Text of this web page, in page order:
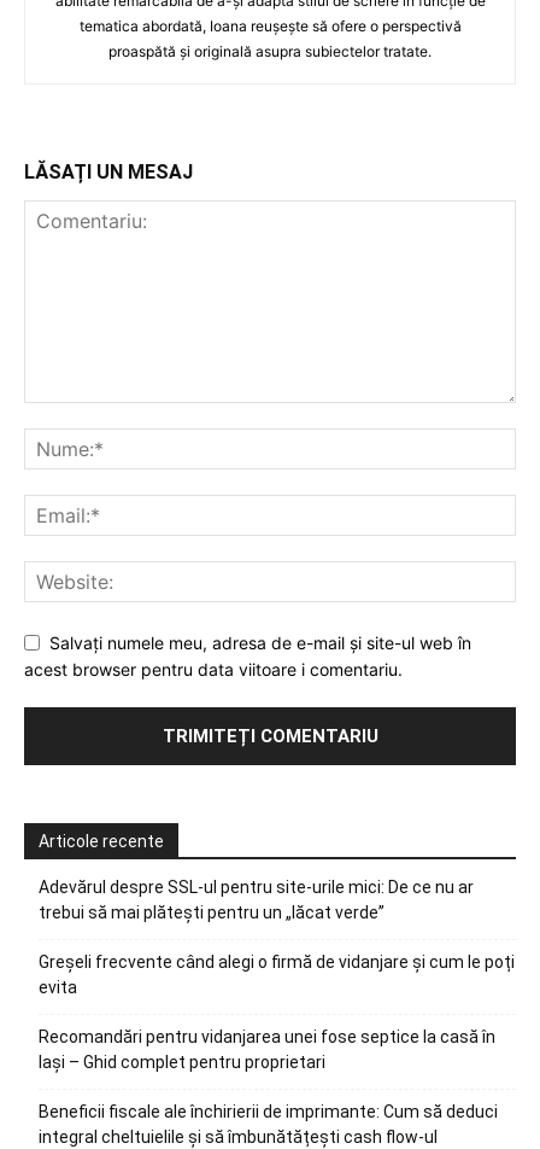
tematica abordată, Ioana reușește să ofere o perspectivă
proaspătă și originală asupra subiectelor tratate.
LĂSAȚI UN MESAJ
Salvați numele meu, adresa de e-mail și site-ul web în
acest browser pentru data viitoare i comentariu.
Articole recente
Adevărul despre SSL-ul pentru site-urile mici: De ce nu ar
trebui să mai plătești pentru un „lăcat verde”
Greșeli frecvente când alegi o firmă de vidanjare și cum le poți
evita
Recomandări pentru vidanjarea unei fose septice la casă în
Iași – Ghid complet pentru proprietari
Beneficii fiscale ale închirierii de imprimante: Cum să deduci
integral cheltuielile și să îmbunătățești cash flow-ul